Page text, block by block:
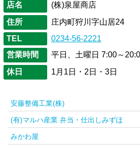
店名
(株)泉屋商店
住所
庄内町狩川字山居24
TEL
0234-56-2221
営業時間
平日、土曜日 7:00～
休日
1月1日・2日・3日
安藤整備工業(株)
(有)マルハ産業 弁当・仕出しみずほ
みかわ屋